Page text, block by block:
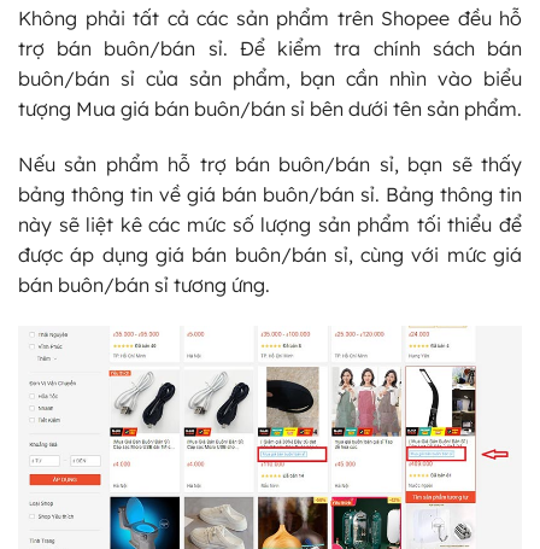
Không phải tất cả các sản phẩm trên Shopee đều hỗ
trợ bán buôn/bán sỉ. Để kiểm tra chính sách bán
buôn/bán sỉ của sản phẩm, bạn cần nhìn vào biểu
tượng Mua giá bán buôn/bán sỉ bên dưới tên sản phẩm.
Nếu sản phẩm hỗ trợ bán buôn/bán sỉ, bạn sẽ thấy
bảng thông tin về giá bán buôn/bán sỉ. Bảng thông tin
này sẽ liệt kê các mức số lượng sản phẩm tối thiểu để
được áp dụng giá bán buôn/bán sỉ, cùng với mức giá
bán buôn/bán sỉ tương ứng.